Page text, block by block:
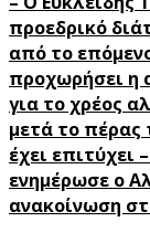
προεδρικό
από το
προχωρήσει η
για το χρέος
μετά το πέρας
έχει επιτύχει
ενημέρωσε ο
ανακοίνωση